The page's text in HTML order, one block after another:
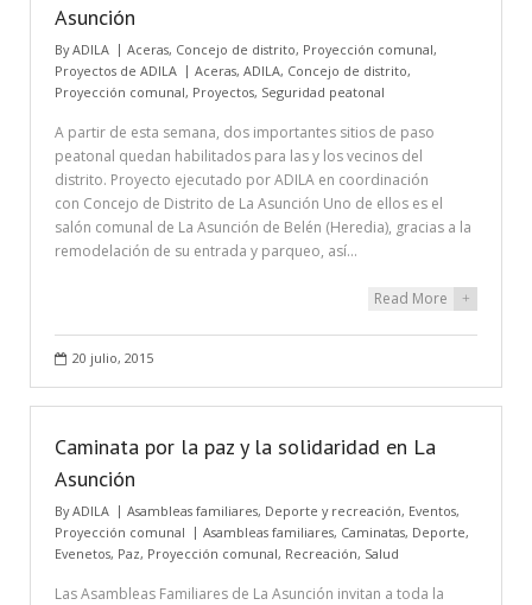
Asunción
ByADILA Aceras, Concejo de distrito, Proyección comunal,
Proyectos de ADILA
Aceras, ADILA, Concejo de distrito,
Proyección comunal, Proyectos, Seguridad peatonal
A partir de esta semana, dos importantes sitios de paso
peatonal quedan habilitados para las y los vecinos del
distrito. Proyecto ejecutado por ADILA en coordinación
con Concejo de Distrito de La Asunción Uno de ellos es el
salón comunal de La Asunción de Belén (Heredia), gracias a la
remodelación de su entrada y parqueo, así…
Read More +
20 julio, 2015
Caminata por la paz y la solidaridad en La
Asunción
ByADILA Asambleas familiares, Deporte y recreación, Eventos,
Proyección comunal
Asambleas familiares, Caminatas, Deporte,
Evenetos, Paz, Proyección comunal, Recreación, Salud
Las Asambleas Familiares de La Asunción invitan a toda la